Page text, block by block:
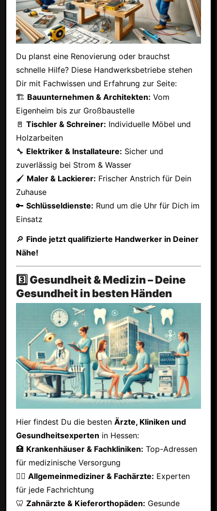
Du planst eine Renovierung oder brauchst
schnelle Hilfe? Diese Handwerksbetriebe stehen
Dir mit Fachwissen und Erfahrung zur Seite:
🏗 Bauunternehmen & Architekten: Vom
Eigenheim bis zur Großbaustelle
🚪 Tischler & Schreiner: Individuelle Möbel und
Holzarbeiten
🔧 Elektriker & Installateure: Sicher und
zuverlässig bei Strom & Wasser
🖌 Maler & Lackierer: Frischer Anstrich für Dein
Zuhause
🔑 Schlüsseldienste: Rund um die Uhr für Dich im
Einsatz
🔎 Finde jetzt qualifizierte Handwerker in Deiner
Nähe!
3️⃣ Gesundheit & Medizin – Deine
Gesundheit in besten Händen
Hier findest Du die besten Ärzte, Kliniken und
Gesundheitsexperten in Hessen:
🏥 Krankenhäuser & Fachkliniken: Top-Adressen
für medizinische Versorgung
👩‍⚕️ Allgemeinmediziner & Fachärzte: Experten
für jede Fachrichtung
🦷 Zahnärzte & Kieferorthopäden: Gesunde